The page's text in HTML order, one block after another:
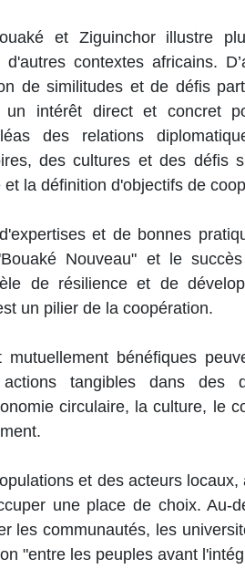
et Ziguinchor illustre
contextes africains.
de similitudes et de défis
intérêt direct et concret
des relations
des cultures et des défis
la définition d'objectifs de
et de bonnes
Nouveau" et le
de résilience et de
un pilier de la coopération.
bénéfiques
tangibles dans des
circulaire, la culture, le
et des acteurs
une place de choix. Au-
les communautés, les
"entre les peuples avant